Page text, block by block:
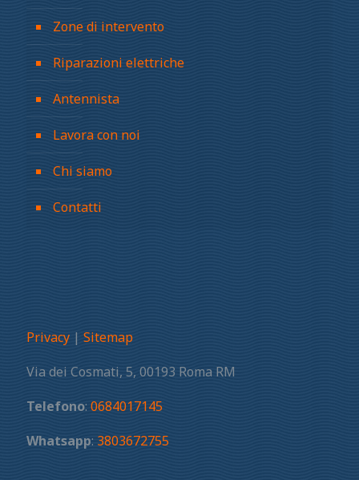
Zone di intervento
Riparazioni elettriche
Antennista
Lavora con noi
Chi siamo
Contatti
Privacy | Sitemap
Via dei Cosmati, 5, 00193 Roma RM
Telefono: 0684017145
Whatsapp: 3803672755